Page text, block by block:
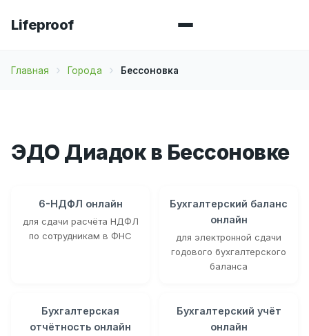
Lifeproof
Главная Города Бессоновка
ЭДО Диадок в Бессоновке
6-НДФЛ онлайн
для сдачи расчёта НДФЛ
по сотрудникам в ФНС
Бухгалтерский баланс
онлайн
для электронной сдачи
годового бухгалтерского
баланса
Бухгалтерская
отчётность онлайн
Бухгалтерский учёт
онлайн